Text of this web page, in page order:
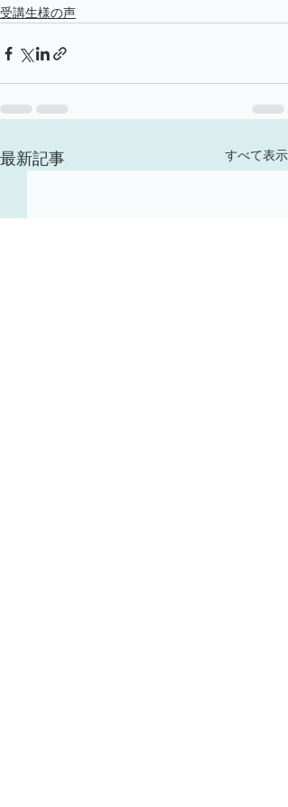
受講生様の声
最新記事 すべて表示